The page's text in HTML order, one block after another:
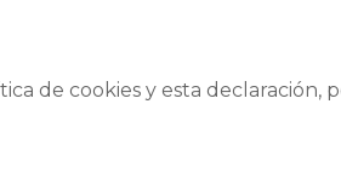
de cookies y esta